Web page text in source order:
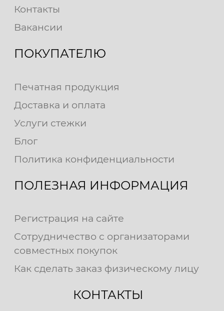
Контакты
Вакансии
ПОКУПАТЕЛЮ
Печатная продукция
Доставка и оплата
Услуги стежки
Блог
Политика конфиденциальности
ПОЛЕЗНАЯ ИНФОРМАЦИЯ
Регистрация на сайте
Сотрудничество с организаторами
совместных покупок
Как сделать заказ физическому лицу
КОНТАКТЫ